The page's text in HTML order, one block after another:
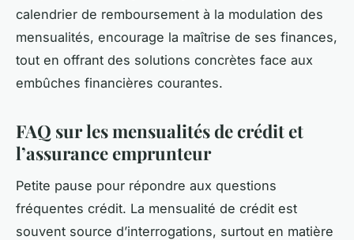
calendrier de remboursement à la modulation des
mensualités, encourage la maîtrise de ses finances,
tout en offrant des solutions concrètes face aux
embûches financières courantes.
FAQ sur les mensualités de crédit et
l’assurance emprunteur
Petite pause pour répondre aux questions
fréquentes crédit. La mensualité de crédit est
souvent source d’interrogations, surtout en matière